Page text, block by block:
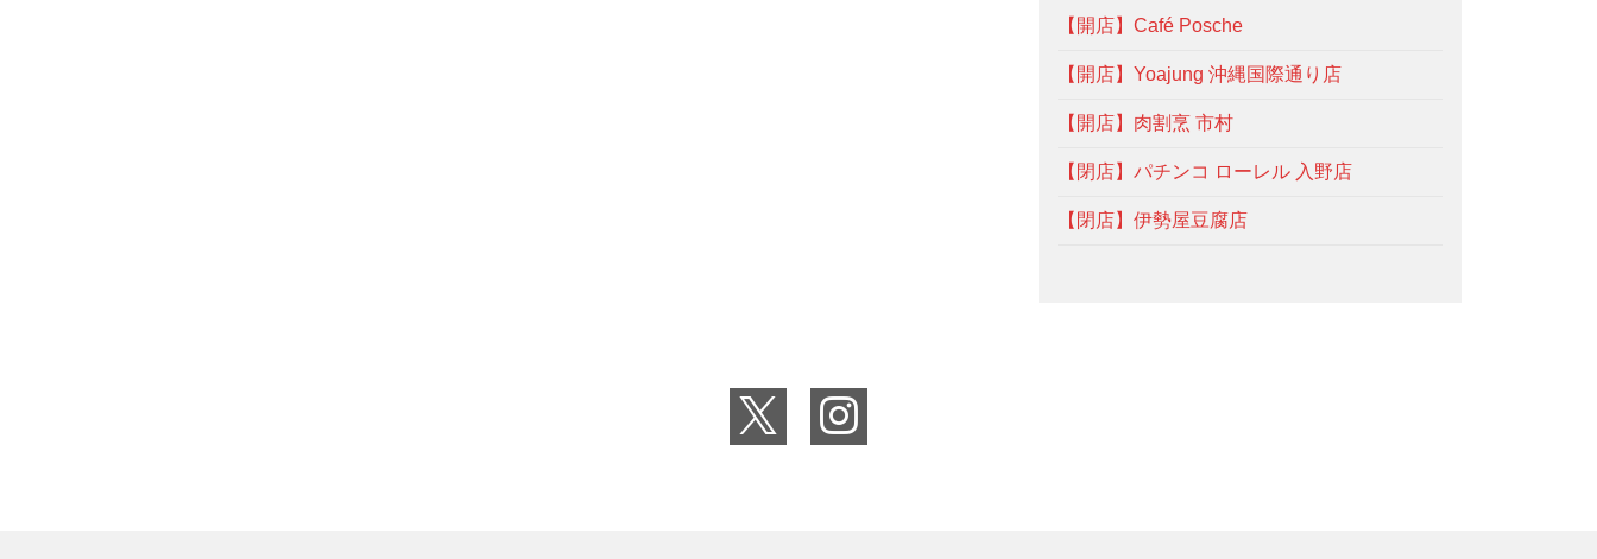
【開店】Café Posche
【開店】Yoajung 沖縄国際通り店
【開店】肉割烹 市村
【閉店】パチンコ ローレル 入野店
【閉店】伊勢屋豆腐店